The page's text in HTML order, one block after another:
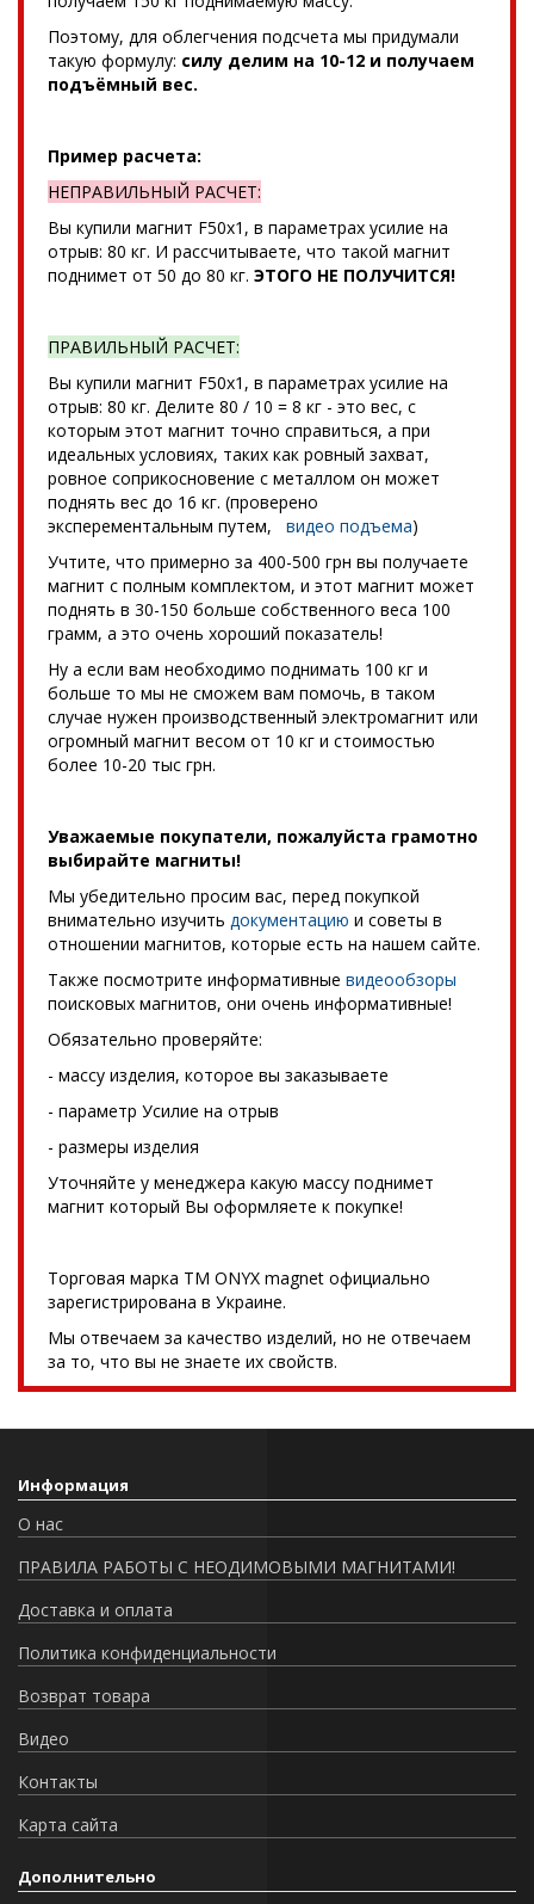
Поэтому, для облегчения подсчета мы придумали
такую формулу: силу делим на 10-12 и получаем
подъёмный вес.
Пример расчета:
НЕПРАВИЛЬНЫЙ РАСЧЕТ:
Вы купили магнит F50x1, в параметрах усилие на
отрыв: 80 кг. И рассчитываете, что такой магнит
поднимет от 50 до 80 кг. ЭТОГО НЕ ПОЛУЧИТСЯ!
ПРАВИЛЬНЫЙ РАСЧЕТ:
Вы купили магнит F50x1, в параметрах усилие на
отрыв: 80 кг. Делите 80 / 10 = 8 кг - это вес, с
которым этот магнит точно справиться, а при
идеальных условиях, таких как ровный захват,
ровное соприкосновение с металлом он может
поднять вес до 16 кг. (проверено
эксперементальным путем, видео подъема)
Учтите, что примерно за 400-500 грн вы получаете
магнит с полным комплектом, и этот магнит может
поднять в 30-150 больше собственного веса 100
грамм, а это очень хороший показатель!
Ну а если вам необходимо поднимать 100 кг и
больше то мы не сможем вам помочь, в таком
случае нужен производственный электромагнит или
огромный магнит весом от 10 кг и стоимостью
более 10-20 тыс грн.
Уважаемые покупатели, пожалуйста грамотно
выбирайте магниты!
Мы убедительно просим вас, перед покупкой
внимательно изучить документацию и советы в
отношении магнитов, которые есть на нашем сайте.
Также посмотрите информативные видеообзоры
поисковых магнитов, они очень информативные!
Обязательно проверяйте:
- массу изделия, которое вы заказываете
- параметр Усилие на отрыв
- размеры изделия
Уточняйте у менеджера какую массу поднимет
магнит который Вы оформляете к покупке!
Торговая марка TM ONYX magnet официально
зарегистрирована в Украине.
Мы отвечаем за качество изделий, но не отвечаем
за то, что вы не знаете их свойств.
Информация
О нас
ПРАВИЛА РАБОТЫ С НЕОДИМОВЫМИ МАГНИТАМИ!
Доставка и оплата
Политика конфиденциальности
Возврат товара
Видео
Контакты
Карта сайта
Дополнительно